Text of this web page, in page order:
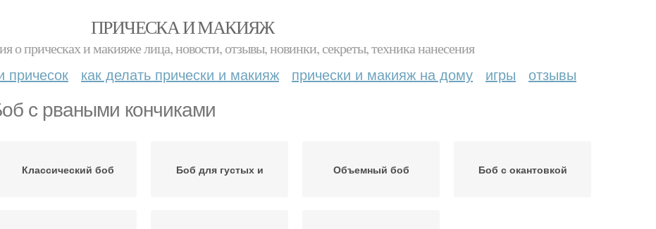
ПРИЧЕСКА И МАКИЯЖ
о прическах и макияже лица, новости, отзывы, новинки, секреты, техника нанесения
причесок как делать прически и макияж прически и макияж на дому игры отзывы
с рваными кончиками
Классический боб Боб для густых и Объемный боб Боб с окантовкой